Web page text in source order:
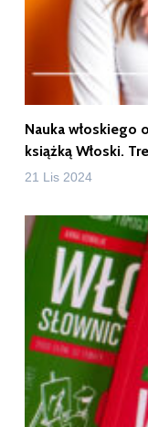
Nauka włoskiego
książką Włoski.
21 Lis 2024